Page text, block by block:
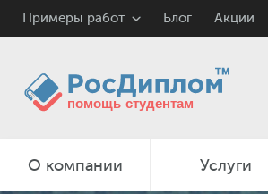
Примеры работ Блог Акции
О компании Услуги